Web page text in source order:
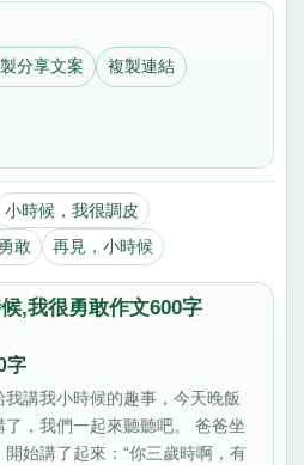
分享文案 複製連結
小時候，我很調皮
敢 再見，小時候
,我很勇敢作文600字
字
講我小時候的趣事，今天晚飯
，我們一起來聽聽吧。 爸爸坐
始講了起來：“你三歲時啊，有